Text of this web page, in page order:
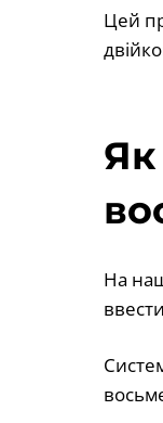
Цей
Як
На